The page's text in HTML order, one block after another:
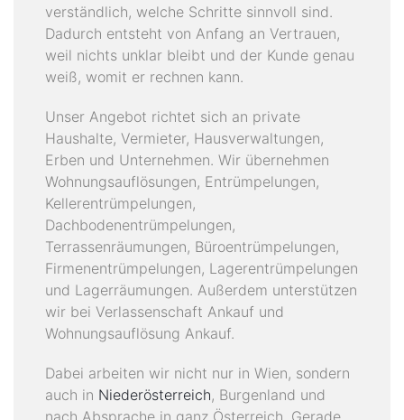
verständlich, welche Schritte sinnvoll sind.
Dadurch entsteht von Anfang an Vertrauen,
weil nichts unklar bleibt und der Kunde genau
weiß, womit er rechnen kann.
Unser Angebot richtet sich an private
Haushalte, Vermieter, Hausverwaltungen,
Erben und Unternehmen. Wir übernehmen
Wohnungsauflösungen, Entrümpelungen,
Kellerentrümpelungen,
Dachbodenentrümpelungen,
Terrassenräumungen, Büroentrümpelungen,
Firmenentrümpelungen, Lagerentrümpelungen
und Lagerräumungen. Außerdem unterstützen
wir bei Verlassenschaft Ankauf und
Wohnungsauflösung Ankauf.
Dabei arbeiten wir nicht nur in Wien, sondern
auch in Niederösterreich, Burgenland und
nach Absprache in ganz Österreich. Gerade